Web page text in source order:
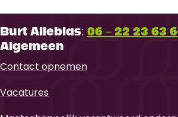
Burt Alleblas: 06 - 22 23 63
Algemeen
Contact opnemen
Vacatures